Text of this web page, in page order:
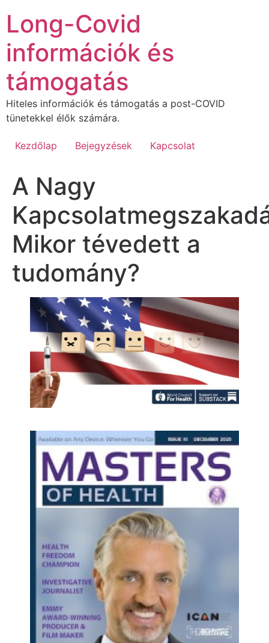
tartalomhoz
Long-Covid
információk és
támogatás
Hiteles információk és támogatás a post-COVID
tünetekkel élők számára.
Kezdőlap Bejegyzések Kapcsolat
A Nagy
Mikor tévedett a
tudomány?